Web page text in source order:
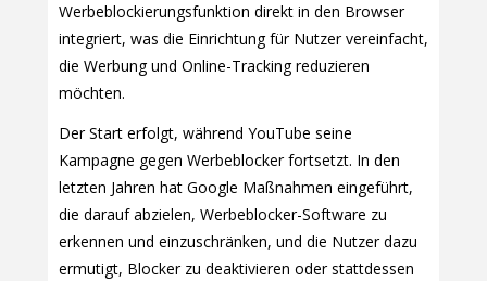
Werbeblockierungsfunktion direkt in den Browser
integriert, was die Einrichtung für Nutzer vereinfacht,
die Werbung und Online-Tracking reduzieren
möchten.
Der Start erfolgt, während YouTube seine
Kampagne gegen Werbeblocker fortsetzt. In den
letzten Jahren hat Google Maßnahmen eingeführt,
die darauf abzielen, Werbeblocker-Software zu
erkennen und einzuschränken, und die Nutzer dazu
ermutigt, Blocker zu deaktivieren oder stattdessen